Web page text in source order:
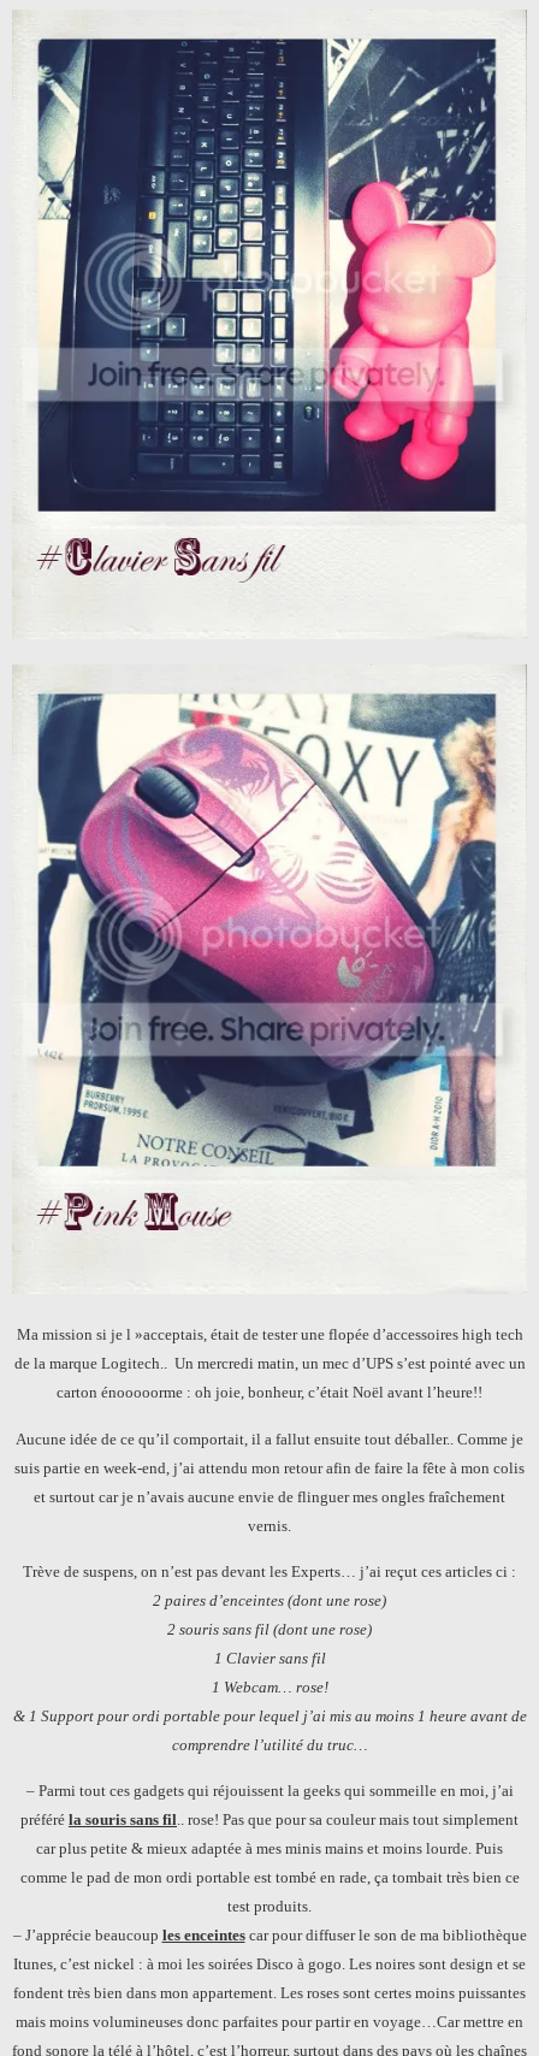
Ma mission si je l »acceptais, était de tester une flopée d’accessoires high tech
de la marque Logitech.. Un mercredi matin, un mec d’UPS s’est pointé avec un
carton énooooorme : oh joie, bonheur, c’était Noël avant l’heure!!
Aucune idée de ce qu’il comportait, il a fallut ensuite tout déballer.. Comme je
suis partie en week-end, j’ai attendu mon retour afin de faire la fête à mon colis
et surtout car je n’avais aucune envie de flinguer mes ongles fraîchement
vernis.
Trève de suspens, on n’est pas devant les Experts… j’ai reçut ces articles ci :
2 paires d’enceintes (dont une rose)
2 souris sans fil (dont une rose)
1 Clavier sans fil
1 Webcam… rose!
& 1 Support pour ordi portable pour lequel j’ai mis au moins 1 heure avant de
comprendre l’utilité du truc…
– Parmi tout ces gadgets qui réjouissent la geeks qui sommeille en moi, j’ai
préféré la souris sans fil.. rose! Pas que pour sa couleur mais tout simplement
car plus petite & mieux adaptée à mes minis mains et moins lourde. Puis
comme le pad de mon ordi portable est tombé en rade, ça tombait très bien ce
test produits.
– J’apprécie beaucoup les enceintescar pour diffuser le son de ma bibliothèque
Itunes, c’est nickel : à moi les soirées Disco à gogo. Les noires sont design et se
fondent très bien dans mon appartement. Les roses sont certes moins puissantes
mais moins volumineuses donc parfaites pour partir en voyage…Car mettre en
fond sonore la télé à l’hôtel, c’est l’horreur, surtout dans des pays où les chaînes